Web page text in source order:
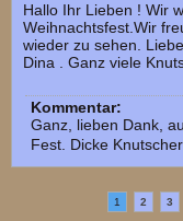
Hallo Ihr Lieben ! Wir
Weihnachtsfest.Wir
wieder zu sehen.
Dina . Ganz viele
Kommentar:
Ganz, lieben Dank,
Fest. Dicke
1 2 3